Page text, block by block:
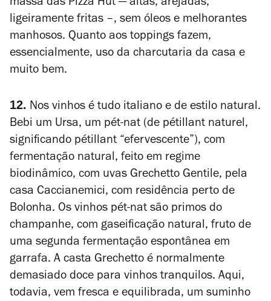
massa das Pizza Hut — altas, arejadas,
ligeiramente fritas –, sem óleos e melhorantes
manhosos. Quanto aos toppings fazem,
essencialmente, uso da charcutaria da casa e
muito bem.
12. Nos vinhos é tudo italiano e de estilo natural.
Bebi um Ursa, um pét-nat (de pétillant naturel,
significando pétillant “efervescente”), com
fermentação natural, feito em regime
biodinâmico, com uvas Grechetto Gentile, pela
casa Caccianemici, com residência perto de
Bolonha. Os vinhos pét-nat são primos do
champanhe, com gaseificação natural, fruto de
uma segunda fermentação espontânea em
garrafa. A casta Grechetto é normalmente
demasiado doce para vinhos tranquilos. Aqui,
todavia, vem fresca e equilibrada, um suminho